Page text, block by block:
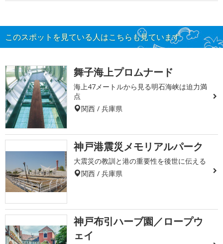
このスポットを見ている人はこちらも見ています
舞子海上プロムナード
海上47メートルから見る明石海峡は迫力満
点
関西 / 兵庫県
神戸港震災メモリアルパーク
大震災の教訓と港の重要性を後世に伝える
関西 / 兵庫県
神戸布引ハーブ園／ロープウ
ェイ